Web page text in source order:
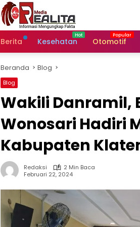
Berita Kesehatan Otomotif
Beranda Blog
Blog
Wakili Danramil,
Wonosari Hadiri
Kabupaten
Redaksi
2 Min Baca
Februari 22, 2024